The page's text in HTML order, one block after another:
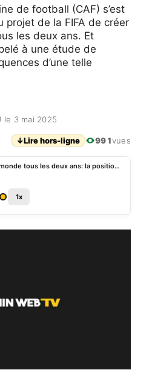
de football (CAF) s’est
projet de la FIFA de créer
les deux ans. Et
à une étude de
d’une telle
le 3 mai 2025
↓Lire hors-ligne 991vues
Coupe du monde tous les deux ans: la position de la Confédération africaine de football (CAF)
1x